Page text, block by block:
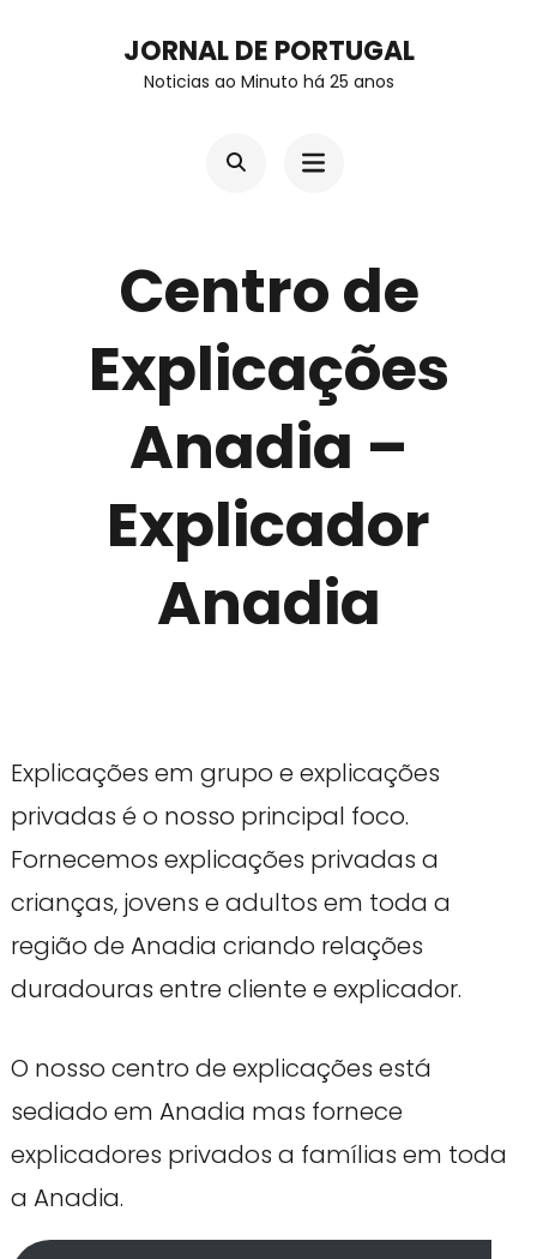
JORNAL DE PORTUGAL
Noticias ao Minuto há 25 anos
Centro de
Explicações
Anadia –
Explicador
Anadia
Explicações em grupo e explicações
privadas é o nosso principal foco.
Fornecemos explicações privadas a
crianças, jovens e adultos em toda a
região de Anadia criando relações
duradouras entre cliente e explicador.
O nosso centro de explicações está
sediado em Anadia mas fornece
explicadores privados a famílias em toda
a Anadia.